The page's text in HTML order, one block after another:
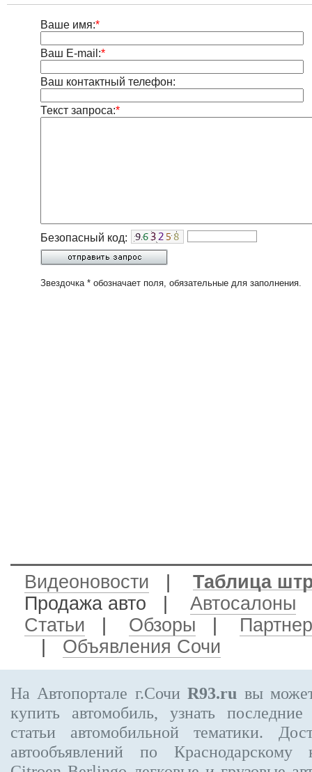
Ваше имя:*
Ваш E-mail:*
Ваш контактный телефон:
Текст запроса:*
Безопасный код:
Звездочка * обозначает поля, обязательные для заполнения.
Видеоновости
Таблица
Продажа авто
Автосалоны
Статьи
Обзоры
Объявления Сочи
На Автопортале г.СочиR93.ru вы
купить автомобиль, узнать
статьи автомобильной тематики.
автообъявлений по